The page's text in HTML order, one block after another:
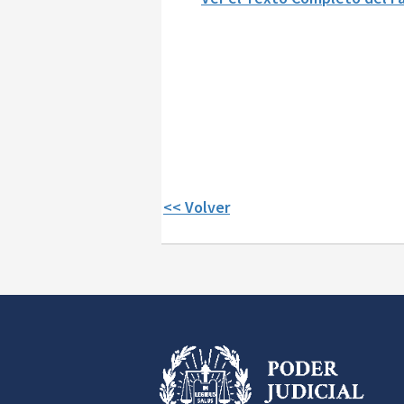
<< Volver